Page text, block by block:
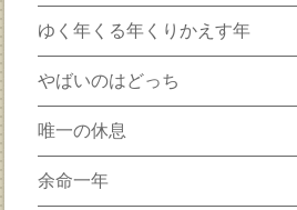
ゆく年くる年くりかえす年
やばいのはどっち
唯一の休息
余命一年